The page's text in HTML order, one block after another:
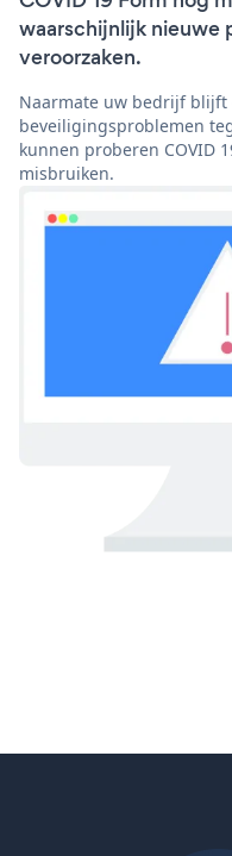
waarschijnlijk nieuwe
veroorzaken.
Naarmate uw bedrijf
beveiligingsproblemen
kunnen proberen COVID
misbruiken.